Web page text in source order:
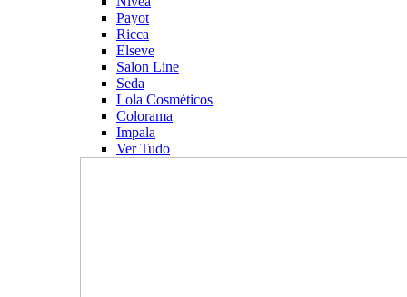
Payot
Ricca
Elseve
Salon Line
Seda
Lola Cosméticos
Colorama
Impala
Ver Tudo